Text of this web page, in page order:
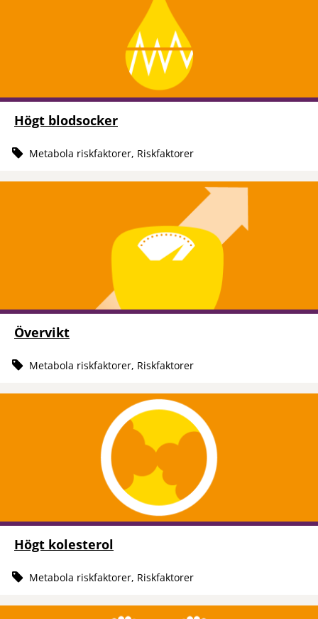
Högt blodsocker
Metabola riskfaktorer, Riskfaktorer
Övervikt
Metabola riskfaktorer, Riskfaktorer
Högt kolesterol
Metabola riskfaktorer, Riskfaktorer